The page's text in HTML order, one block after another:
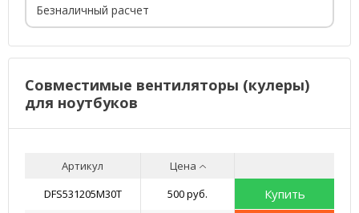
Безналичный расчет
Совместимые вентиляторы (кулеры)
для ноутбуков
Артикул
Цена
DFS531205M30T
500 руб. Купить